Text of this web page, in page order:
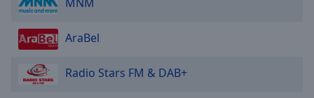
AraBel
Radio Stars FM & DAB+